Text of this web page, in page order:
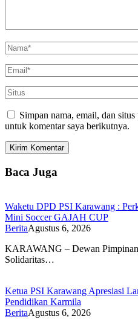
Simpan nama, email, dan
untuk komentar saya berikutnya.
Baca Juga
Waketu DPD PSI Karawang :
Mini Soccer GAJAH CUP
BeritaAgustus 6, 2026
KARAWANG – Dewan
Solidaritas…
Ketua PSI Karawang Apresiasi
Pendidikan Karmila
BeritaAgustus 6, 2026